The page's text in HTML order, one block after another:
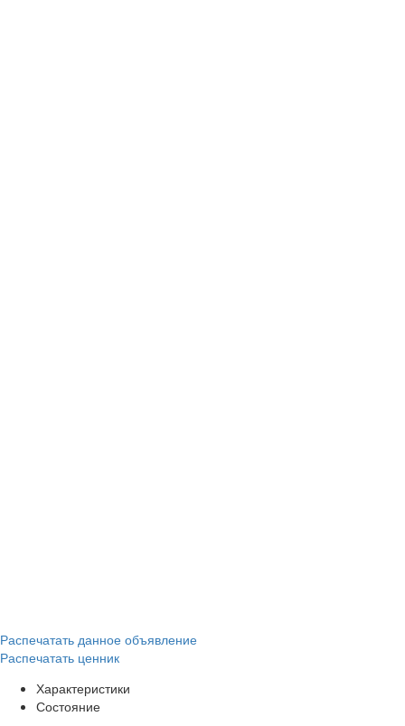
Распечатать данное объявление
Распечатать ценник
Характеристики
Состояние